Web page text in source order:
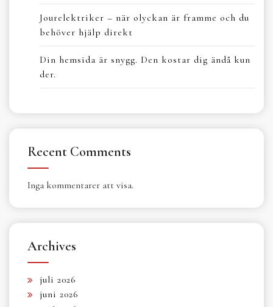
Jourelektriker – när olyckan är framme och du
behöver hjälp direkt
Din hemsida är snygg. Den kostar dig ändå kun
der.
Recent Comments
Inga kommentarer att visa.
Archives
juli 2026
juni 2026